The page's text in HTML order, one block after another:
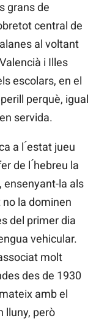
grans de
central de
al voltant
i Illes
escolars, en el
perquè, igual
servida.
a l ́estat jueu
de l ́hebreu la
ensenyant-la als
la dominen
del primer dia
vehicular.
molt
des de 1930
amb el
lluny, però